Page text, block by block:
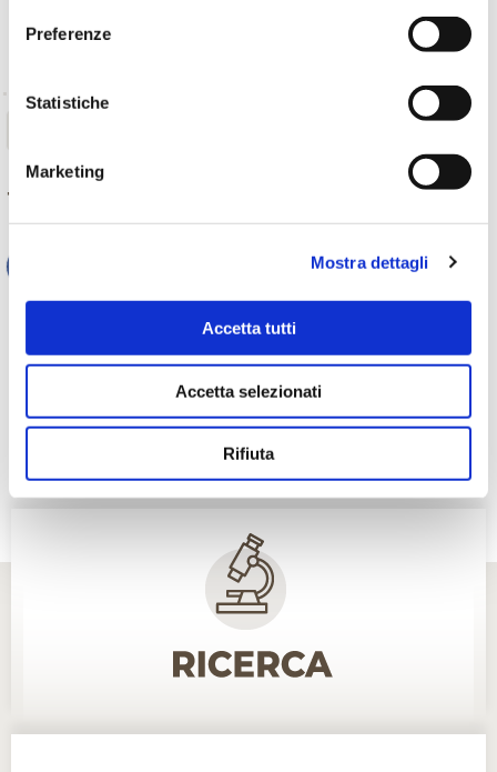
Preferenze
Statistiche
Marketing
Mostra dettagli
Accetta tutti
Accetta selezionati
Rifiuta